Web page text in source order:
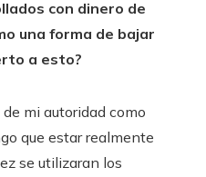
con dinero de
una forma de bajar
a esto?
mi autoridad como
que estar realmente
se utilizaran los